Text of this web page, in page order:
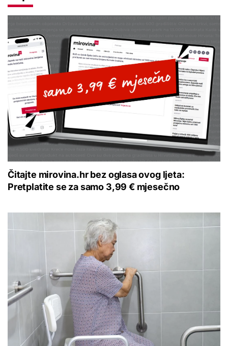
Čitajte mirovina.hr bez oglasa ovog ljeta:
Pretplatite se za samo 3,99 € mjesečno